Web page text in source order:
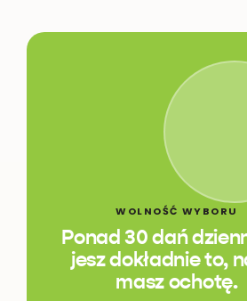
WOLNOŚĆ WYBORU
Ponad 30 dań
jesz dokładnie to,
masz ochotę.